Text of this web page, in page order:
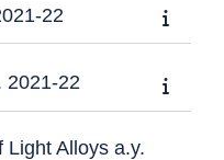
22
2021-22
Light Alloys a.y.